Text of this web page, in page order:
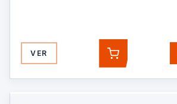
VER AGREGAR